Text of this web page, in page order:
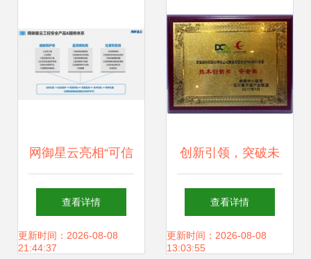
网御星云亮相“可信
数据安全与工业互
联网安全”技术沙
查看详情
更新时间：2026-08-08
21:44:37
创新引领，突破未
来 深信服荣膺
2017年度“可信云
查看详情
更新时间：2026-08-08
13:03:55